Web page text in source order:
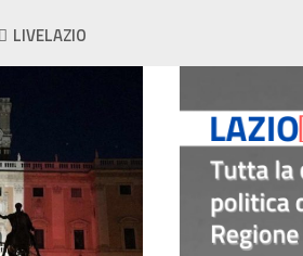
LIVELAZIO